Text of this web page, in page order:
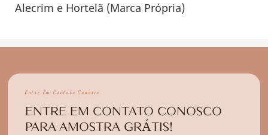
Entre Em Contato Conosco
ENTRE EM CONTATO CONOSCO
PARA AMOSTRA GRÁTIS!